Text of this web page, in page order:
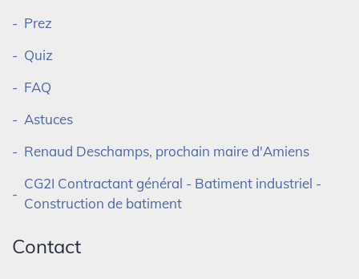
Prez
Quiz
FAQ
Astuces
Renaud Deschamps, prochain maire d'Amiens
CG2I Contractant général - Batiment industriel -
Construction de batiment
Contact